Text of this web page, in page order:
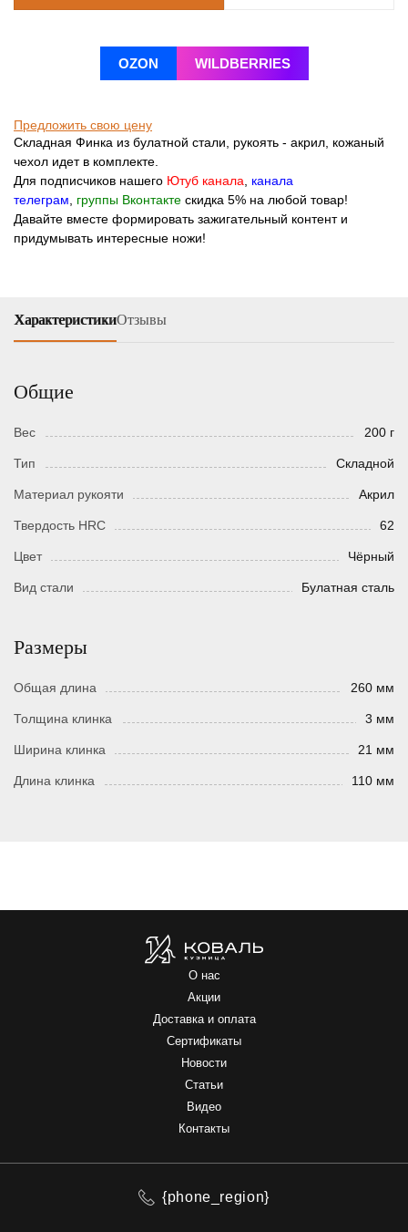
OZON WILDBERRIES
Предложить свою цену
Складная Финка из булатной стали, рукоять - акрил, кожаный
чехол идет в комплекте.
Для подписчиков нашего Ютуб канала
канала
телеграм
группы Вконтакте скидка 5% на любой товар!
Давайте вместе формировать зажигательный контент и
придумывать интересные ножи!
ХарактеристикиОтзывы
Общие
Вес 200 г
Тип Складной
Материал рукояти Акрил
Твердость HRC 62
Цвет Чёрный
Вид стали Булатная сталь
Размеры
Общая длина 260 мм
Толщина клинка 3 мм
Ширина клинка 21 мм
Длина клинка 110 мм
О нас
Акции
Доставка и оплата
Сертификаты
Новости
Статьи
Видео
Контакты
{phone_region}